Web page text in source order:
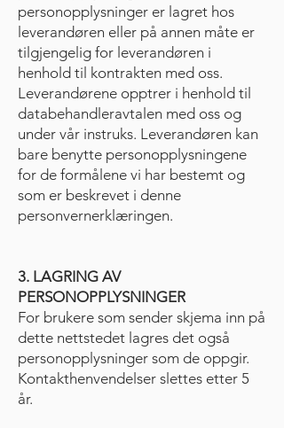
personopplysninger er lagret hos
leverandøren eller på annen måte er
tilgjengelig for leverandøren i
henhold til kontrakten med oss.
Leverandørene opptrer i henhold til
databehandleravtalen med oss og
under vår instruks. Leverandøren kan
bare benytte personopplysningene
for de formålene vi har bestemt og
som er beskrevet i denne
personvernerklæringen.
3. LAGRING AV
PERSONOPPLYSNINGER
For brukere som sender skjema inn på
dette nettstedet lagres det også
personopplysninger som de oppgir.
Kontakthenvendelser slettes etter 5
år.